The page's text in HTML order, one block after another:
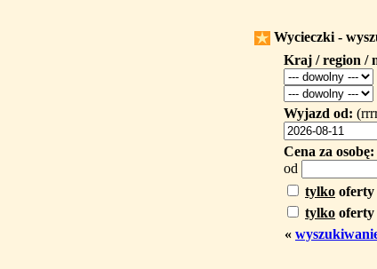
Wycieczki -
Kraj / region /
Wyjazd od:
Cena za osobę:
od
tylko oferty
tylko oferty
«